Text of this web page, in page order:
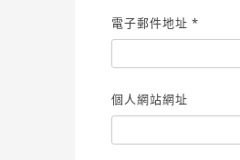
電子郵件地址 *
個人網站網址